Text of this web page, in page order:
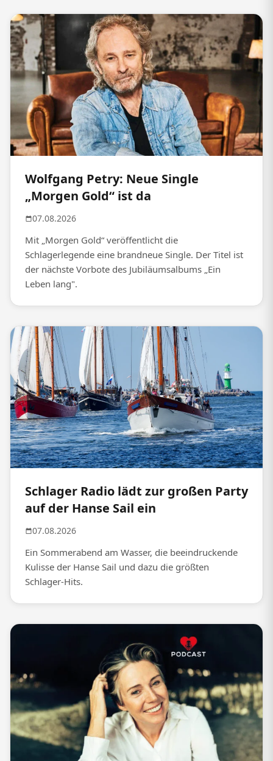
Wolfgang Petry: Neue Single
„Morgen Gold“ ist da
07.08.2026
Mit „Morgen Gold“ veröffentlicht die
Schlagerlegende eine brandneue Single. Der Titel ist
der nächste Vorbote des Jubiläumsalbums „Ein
Leben lang".
Schlager Radio lädt zur großen Party
auf der Hanse Sail ein
07.08.2026
Ein Sommerabend am Wasser, die beeindruckende
Kulisse der Hanse Sail und dazu die größten
Schlager-Hits.